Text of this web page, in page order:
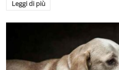
Leggi di più